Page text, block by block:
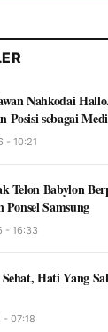
Nahkodai
Posisi sebagai
- 10:21
Telon Babylon
Samsung
- 16:33
Hati Yang
07:18